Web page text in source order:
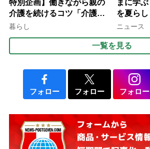
特別企画】働きながら親の
介護を続けるコツ「介護は
10年以上続くことも…3つ
みよう」【社会福祉士解
説】
暮らし
まに学
を夏ら
3つの着
ニュース
一覧を見る
フォロー フォロー フォロー